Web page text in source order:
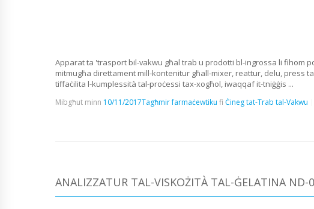
Apparat ta 'trasport bil-vakwu għal trab u prodotti bl-ingrossa li fihom
mitmugħa direttament mill-kontenitur għall-mixer, reattur, delu, press
tiffaċilita l-kumplessità tal-proċessi tax-xogħol, iwaqqaf it-tniġġis ...
Mibgħut minn 10/11/2017Tagħmir farmaċewtiku fi Ċineg tat-Trab tal-Vakwu
ANALIZZATUR TAL-VISKOŻITÀ TAL-ĠELATINA ND-